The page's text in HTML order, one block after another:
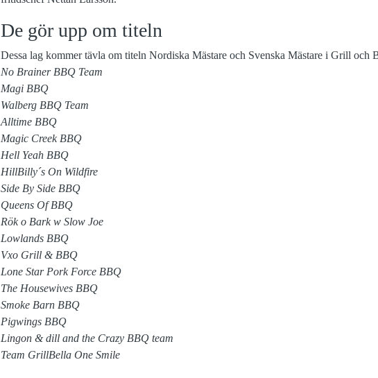
De gör upp om titeln
Dessa lag kommer tävla om titeln Nordiska Mästare och Svenska Mästare i Grill och
No Brainer BBQ Team
Magi BBQ
Walberg BBQ Team
Alltime BBQ
Magic Creek BBQ
Hell Yeah BBQ
HillBilly´s On Wildfire
Side By Side BBQ
Queens Of BBQ
Rök o Bark w Slow Joe
Lowlands BBQ
Vxo Grill & BBQ
Lone Star Pork Force BBQ
The Housewives BBQ
Smoke Barn BBQ
Pigwings BBQ
Lingon & dill and the Crazy BBQ team
Team GrillBella One Smile